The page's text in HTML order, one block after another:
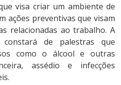
visa criar um ambiente de
ações preventivas que visam
relacionadas ao trabalho. A
de palestras que
como o álcool e outras
assédio e infecções